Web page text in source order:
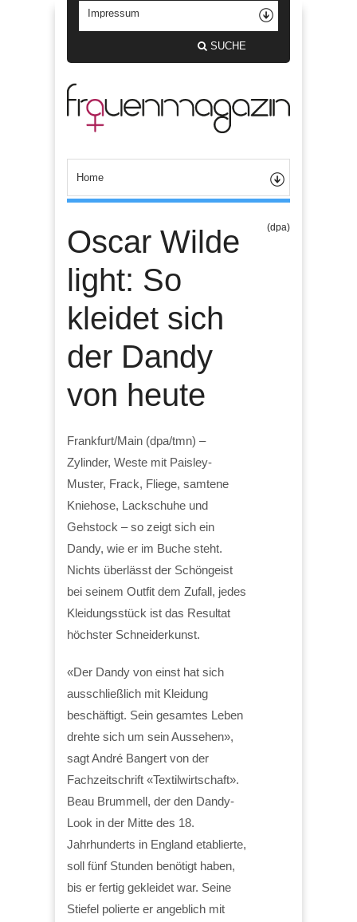
SUCHE
Oscar Wilde
light: So
kleidet sich
der Dandy
von heute
(dpa)
Frankfurt/Main (dpa/tmn) –
Zylinder, Weste mit Paisley-
Muster, Frack, Fliege, samtene
Kniehose, Lackschuhe und
Gehstock – so zeigt sich ein
Dandy, wie er im Buche steht.
Nichts überlässt der Schöngeist
bei seinem Outfit dem Zufall, jedes
Kleidungsstück ist das Resultat
höchster Schneiderkunst.
«Der Dandy von einst hat sich
ausschließlich mit Kleidung
beschäftigt. Sein gesamtes Leben
drehte sich um sein Aussehen»,
sagt André Bangert von der
Fachzeitschrift «Textilwirtschaft».
Beau Brummell, der den Dandy-
Look in der Mitte des 18.
Jahrhunderts in England etablierte,
soll fünf Stunden benötigt haben,
bis er fertig gekleidet war. Seine
Stiefel polierte er angeblich mit